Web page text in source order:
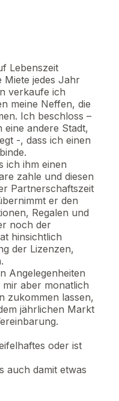
Lebenszeit
Miete jedes Jahr
verkaufe ich
meine Neffen, die
Ich beschloss –
eine andere Stadt,
-, dass ich einen
ich ihm einen
zahle und diesen
Partnerschaftszeit
er den
Regalen und
noch der
hinsichtlich
der Lizenzen,
Angelegenheiten
aber monatlich
zukommen lassen,
jährlichen Markt
oder ist
auch damit etwas